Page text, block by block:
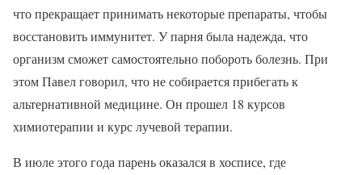
что прекращает принимать некоторые препараты, чтобы
восстановить иммунитет. У парня была надежда, что
организм сможет самостоятельно побороть болезнь. При
этом Павел говорил, что не собирается прибегать к
альтернативной медицине. Он прошел 18 курсов
химиотерапии и курс лучевой терапии.
В июле этого года парень оказался в хосписе, где